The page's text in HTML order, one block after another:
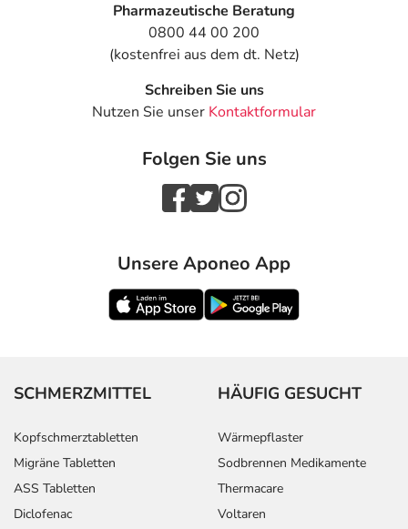
Pharmazeutische Beratung
0800 44 00 200
(kostenfrei aus dem dt. Netz)
Schreiben Sie uns
Nutzen Sie unser Kontaktformular
Folgen Sie uns
Unsere Aponeo App
SCHMERZMITTEL
Kopfschmerztabletten
Migräne Tabletten
ASS Tabletten
Diclofenac
HÄUFIG GESUCHT
Wärmepflaster
Sodbrennen Medikamente
Thermacare
Voltaren